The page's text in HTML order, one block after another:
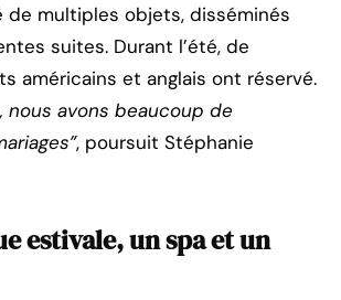
de multiples objets, disséminés
suites. Durant l’été, de
américains et anglais ont réservé.
nous avons beaucoup de
, poursuit Stéphanie
estivale, un spa et un